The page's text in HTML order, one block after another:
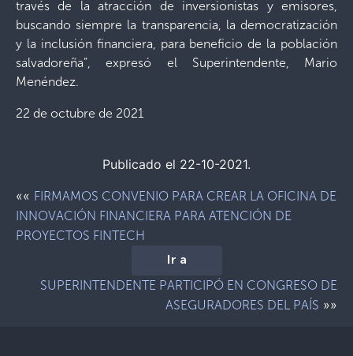
través de la atracción de inversionistas y emisores,
buscando siempre la transparencia, la democratización
y la inclusión financiera, para beneficio de la población
salvadoreña”, expresó el Superintendente, Mario
Menéndez.
22 de octubre de 2021
Publicado el 22-10-2021.
«« FIRMAMOS CONVENIO PARA CREAR LA OFICINA DE
INNOVACIÓN FINANCIERA PARA ATENCIÓN DE
PROYECTOS FINTECH
Ir a
SUPERINTENDENTE PARTICIPÓ EN CONGRESO DE
ASEGURADORES DEL PAÍS »»